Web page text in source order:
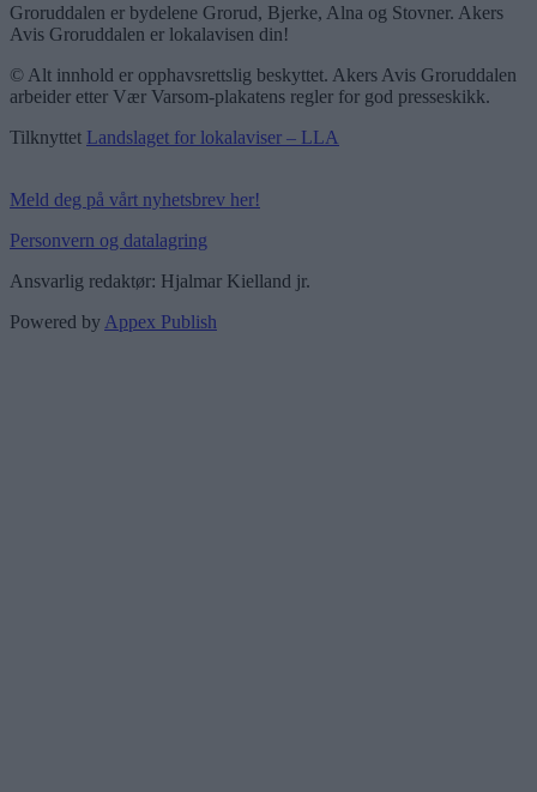
Groruddalen er bydelene Grorud, Bjerke, Alna og Stovner. Akers
Avis Groruddalen er lokalavisen din!
© Alt innhold er opphavsrettslig beskyttet. Akers Avis Groruddalen
arbeider etter Vær Varsom-plakatens regler for god presseskikk.
Tilknyttet Landslaget for lokalaviser – LLA
Meld deg på vårt nyhetsbrev her!
Personvern og datalagring
Ansvarlig redaktør: Hjalmar Kielland jr.
Powered by Appex Publish